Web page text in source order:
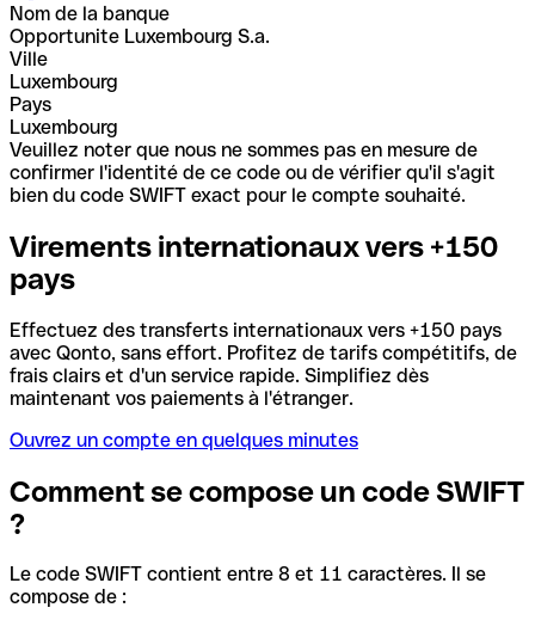
Nom de la banque
Opportunite Luxembourg S.a.
Ville
Luxembourg
Pays
Luxembourg
Veuillez noter que nous ne sommes pas en mesure de
confirmer l'identité de ce code ou de vérifier qu'il s'agit
bien du code SWIFT exact pour le compte souhaité.
Virements internationaux vers +150
pays
Effectuez des transferts internationaux vers +150 pays
avec Qonto, sans effort. Profitez de tarifs compétitifs, de
frais clairs et d'un service rapide. Simplifiez dès
maintenant vos paiements à l'étranger.
Ouvrez un compte en quelques minutes
Comment se compose un code SWIFT
?
Le code SWIFT contient entre 8 et 11 caractères. Il se
compose de :